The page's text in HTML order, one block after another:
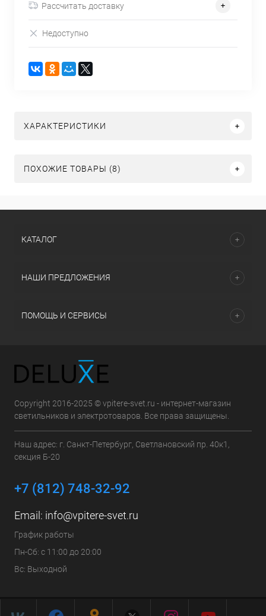
Рассчитать доставку
Недоступно
ХАРАКТЕРИСТИКИ
ПОХОЖИЕ ТОВАРЫ (8)
КАТАЛОГ
НАШИ ПРЕДЛОЖЕНИЯ
ПОМОЩЬ И СЕРВИСЫ
Copyright 2016-2025 © vpitere-svet.ru - интернет-магазин
светильников и электротоваров. Все права защищены.
Наш адрес: г. Санкт-Петербург, Светлановский пр. 40к1,
секция Б-20
+7 (812) 748-32-92
Email: info@vpitere-svet.ru
График работы
Пн-Сб: с 11:00 до 20:00
Вс: Выходной